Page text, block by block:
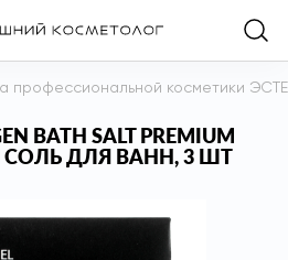
профессиональной косметики
BATH SALT PREMIUM
ДЛЯ ВАНН, 3 ШТ